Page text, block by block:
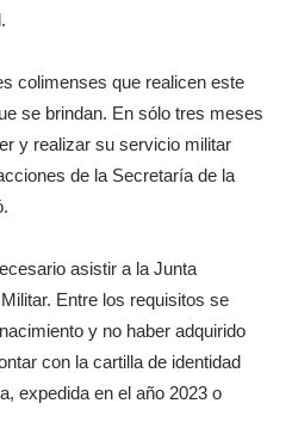
colimenses que realicen este
se brindan. En sólo tres meses
y realizar su servicio militar
de la Secretaría de la
asistir a la Junta
Entre los requisitos se
y no haber adquirido
con la cartilla de identidad
expedida en el año 2023 o